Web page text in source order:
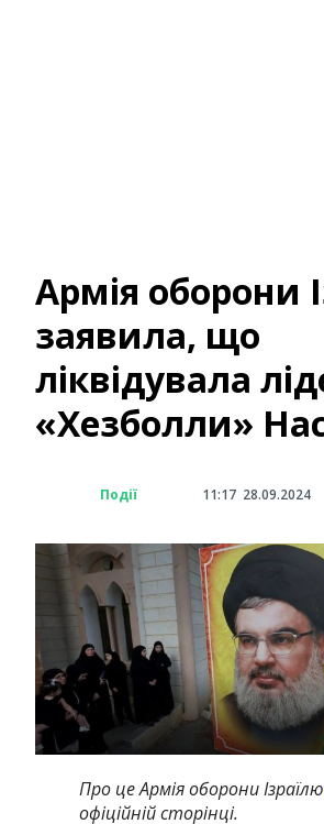
Армія оборони
заявила, що
ліквідувала
«Хезболли»
Події 11:17 28.09.2024
Про це Армія оборони
офіційній сторінці.